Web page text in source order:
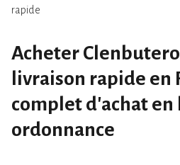
rapide
Acheter
livraison rapide en
complet d'achat en
ordonnance